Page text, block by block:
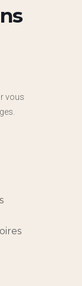
vous